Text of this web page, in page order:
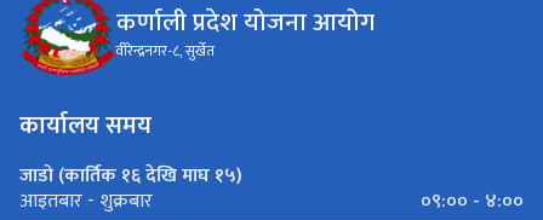
कर्णाली प्रदेश योजना आयोग
वीरेन्द्रनगर-८, सुर्खेत
कार्यालय समय
जाडो (कार्तिक १६ देखि माघ १५)
आइतबार - शुक्रबार
०९:०० - ४:००